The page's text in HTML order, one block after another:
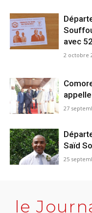
avec
2 octobre
27
Saïd
25
le